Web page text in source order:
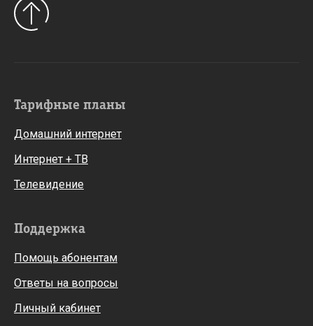
Тарифные планы
Домашний интернет
Интернет + ТВ
Телевидение
Поддержка
Помощь абонентам
Ответы на вопросы
Личный кабинет